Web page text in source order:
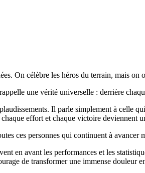
On célèbre les héros du terrain, mais
une vérité universelle : derrière
Il parle simplement à celle
effort et chaque victoire deviennent
ces personnes qui continuent à
en avant les performances et les
de transformer une immense douleur